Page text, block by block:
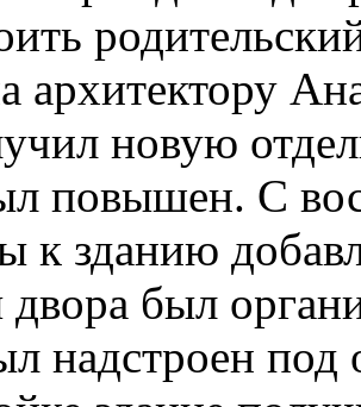
архитектору
новую
повышен. С
к зданию
двора был
надстроен